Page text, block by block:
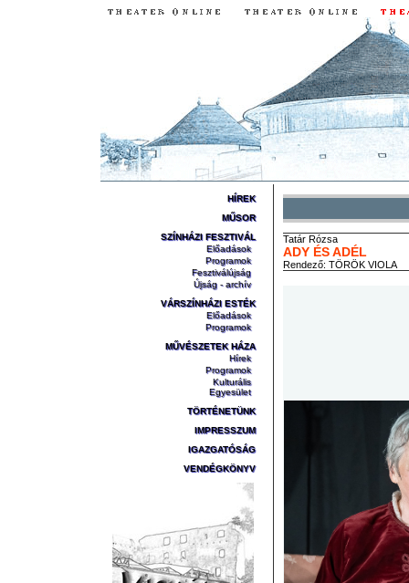
HÍREK
MŰSOR
SZÍNHÁZI FESZTIVÁL
Előadások
Programok
Fesztiválújság
Újság - archív
VÁRSZÍNHÁZI ESTÉK
Előadások
Programok
MŰVÉSZETEK HÁZA
Hírek
Programok
Kulturális
Egyesület
TÖRTÉNETÜNK
IMPRESSZUM
IGAZGATÓSÁG
VENDÉGKÖNYV
Tatár Rózsa
ADY ÉS ADÉL
Rendező: TÖRÖK VIOLA